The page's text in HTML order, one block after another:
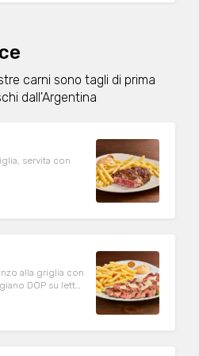
carni sono tagli di prima
dall'Argentina
servita con
alla griglia con
DOP su letto